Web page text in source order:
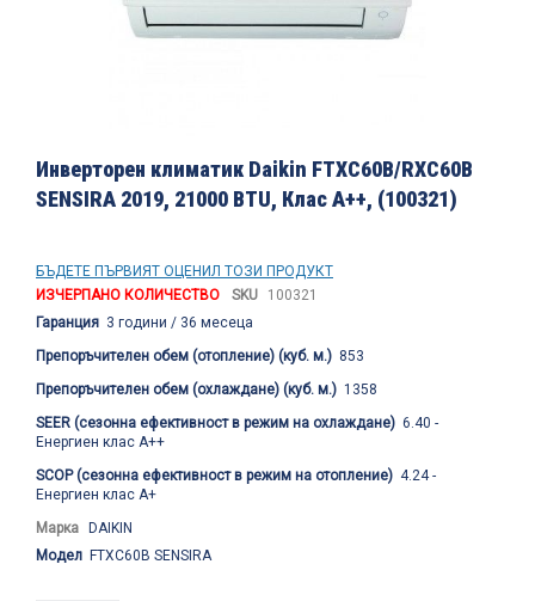
към
началото
на
снимки
Инверторен климатик Daikin FTXC60B/RXC60B
SENSIRA 2019, 21000 BTU, Клас A++, (100321)
БЪДЕТЕ ПЪРВИЯТ ОЦЕНИЛ ТОЗИ ПРОДУКТ
ИЗЧЕРПАНО КОЛИЧЕСТВО
SKU
100321
Гаранция 3 години / 36 месеца
Препоръчителен обем (отопление) (куб. м.) 853
Препоръчителен обем (охлаждане) (куб. м.) 1358
SEER (сезонна ефективност в режим на охлаждане) 6.40 -
Енергиен клас A++
SCOP (сезонна ефективност в режим на отопление) 4.24 -
Енергиен клас A+
Марка DAIKIN
Модел FTXC60B SENSIRA